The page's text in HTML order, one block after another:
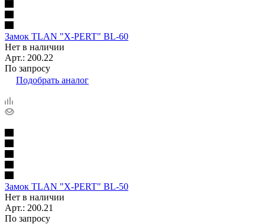
Замок TLAN "X-PERT" BL-60
Нет в наличии
Арт.: 200.22
По запросу
Подобрать аналог
Замок TLAN "X-PERT" BL-50
Нет в наличии
Арт.: 200.21
По запросу